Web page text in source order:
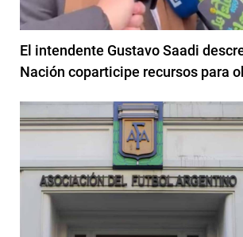
El intendente Gustavo Saadi
Nación coparticipe recursos para